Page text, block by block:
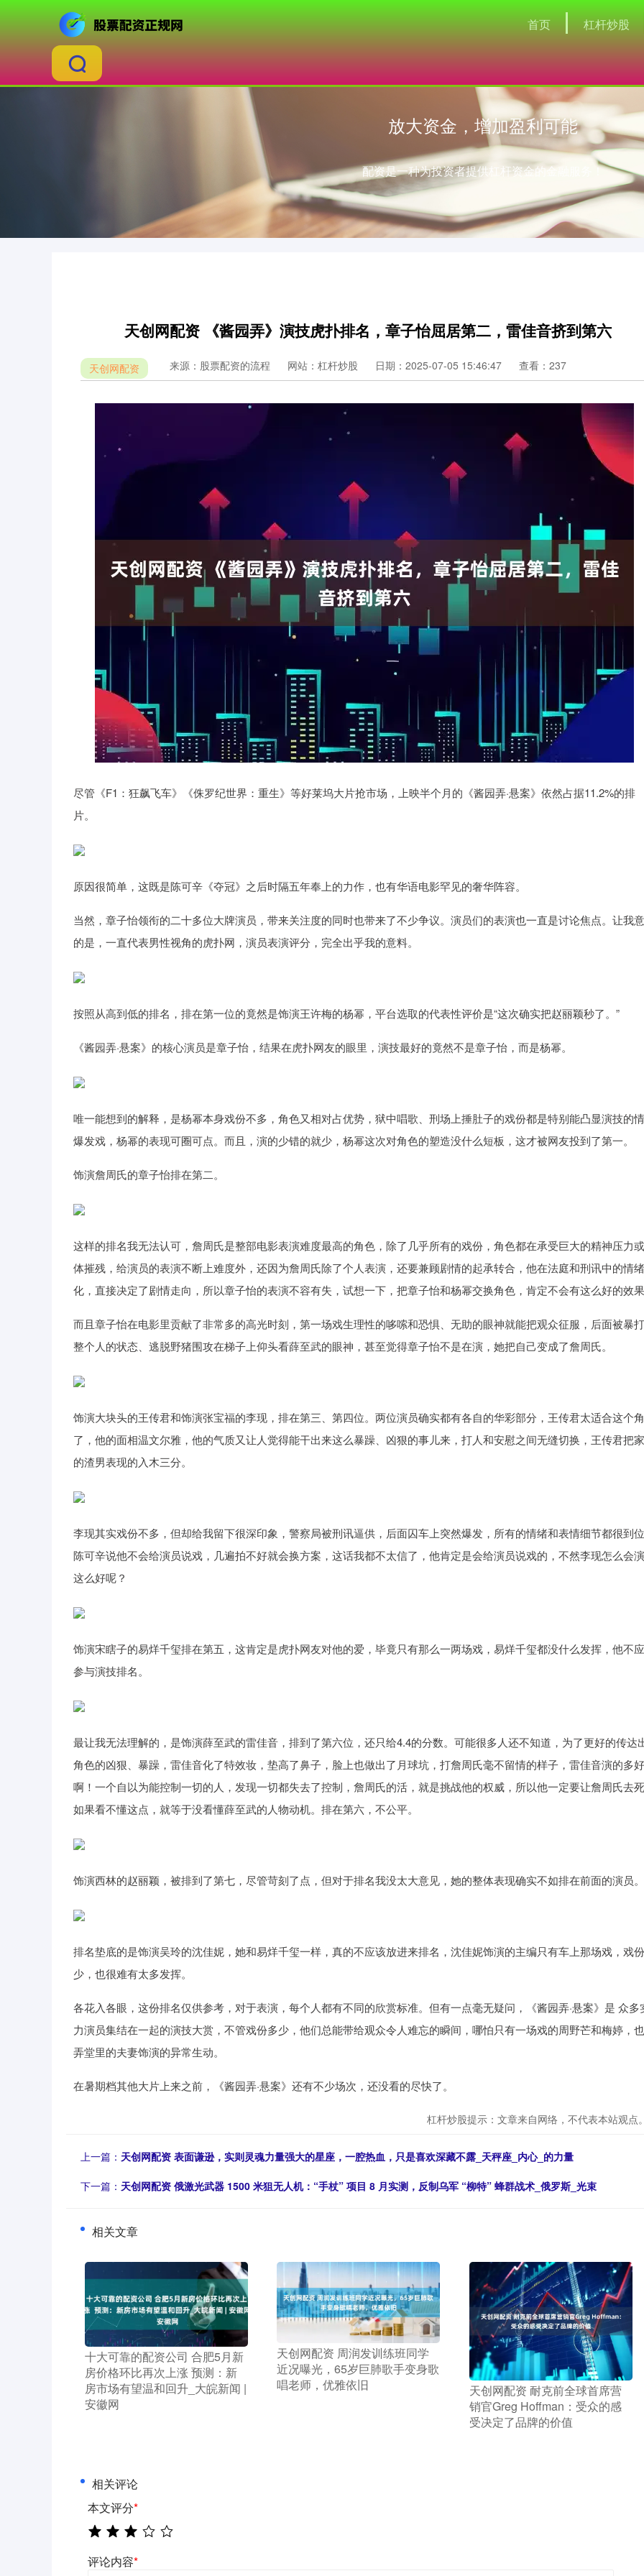
首页 杠杆炒股
放大资金，增加盈利可能
配资是一种为投资者提供杠杆资金的金融服务！
天创网配资 《酱园弄》演技虎扑排名，章子怡屈居第二，雷佳音挤到第六
天创网配资 来源：股票配资的流程 网站：杠杆炒股 日期：2025-07-05 15:46:47 查看：237
尽管《F1：狂飙飞车》《侏罗纪世界：重生》等好莱坞大片抢市场，上映半个月的《酱园弄·悬案》依然占据11.2%的排
片。
原因很简单，这既是陈可辛《夺冠》之后时隔五年奉上的力作，也有华语电影罕见的奢华阵容。
当然，章子怡领衔的二十多位大牌演员，带来关注度的同时也带来了不少争议。演员们的表演也一直是讨论焦点。让我
的是，一直代表男性视角的虎扑网，演员表演评分，完全出乎我的意料。
按照从高到低的排名，排在第一位的竟然是饰演王许梅的杨幂，平台选取的代表性评价是“这次确实把赵丽颖秒了。”
《酱园弄·悬案》的核心演员是章子怡，结果在虎扑网友的眼里，演技最好的竟然不是章子怡，而是杨幂。
唯一能想到的解释，是杨幂本身戏份不多，角色又相对占优势，狱中唱歌、刑场上捶肚子的戏份都是特别能凸显演技的
爆发戏，杨幂的表现可圈可点。而且，演的少错的就少，杨幂这次对角色的塑造没什么短板，这才被网友投到了第一。
饰演詹周氏的章子怡排在第二。
这样的排名我无法认可，詹周氏是整部电影表演难度最高的角色，除了几乎所有的戏份，角色都在承受巨大的精神压力
体摧残，给演员的表演不断上难度外，还因为詹周氏除了个人表演，还要兼顾剧情的起承转合，他在法庭和刑讯中的情
化，直接决定了剧情走向，所以章子怡的表演不容有失，试想一下，把章子怡和杨幂交换角色，肯定不会有这么好的效果
而且章子怡在电影里贡献了非常多的高光时刻，第一场戏生理性的哆嗦和恐惧、无助的眼神就能把观众征服，后面被暴
整个人的状态、逃脱野猪围攻在梯子上仰头看薛至武的眼神，甚至觉得章子怡不是在演，她把自己变成了詹周氏。
饰演大块头的王传君和饰演张宝福的李现，排在第三、第四位。两位演员确实都有各自的华彩部分，王传君太适合这个
了，他的面相温文尔雅，他的气质又让人觉得能干出来这么暴躁、凶狠的事儿来，打人和安慰之间无缝切换，王传君把
的渣男表现的入木三分。
李现其实戏份不多，但却给我留下很深印象，警察局被刑讯逼供，后面囚车上突然爆发，所有的情绪和表情细节都很到位
陈可辛说他不会给演员说戏，几遍拍不好就会换方案，这话我都不太信了，他肯定是会给演员说戏的，不然李现怎么会
这么好呢？
饰演宋瞎子的易烊千玺排在第五，这肯定是虎扑网友对他的爱，毕竟只有那么一两场戏，易烊千玺都没什么发挥，他不
参与演技排名。
最让我无法理解的，是饰演薛至武的雷佳音，排到了第六位，还只给4.4的分数。可能很多人还不知道，为了更好的传达
角色的凶狠、暴躁，雷佳音化了特效妆，垫高了鼻子，脸上也做出了月球坑，打詹周氏毫不留情的样子，雷佳音演的多好
啊！一个自以为能控制一切的人，发现一切都失去了控制，詹周氏的活，就是挑战他的权威，所以他一定要让詹周氏去死
如果看不懂这点，就等于没看懂薛至武的人物动机。排在第六，不公平。
饰演西林的赵丽颖，被排到了第七，尽管苛刻了点，但对于排名我没太大意见，她的整体表现确实不如排在前面的演员。
排名垫底的是饰演吴玲的沈佳妮，她和易烊千玺一样，真的不应该放进来排名，沈佳妮饰演的主编只有车上那场戏，戏
少，也很难有太多发挥。
各花入各眼，这份排名仅供参考，对于表演，每个人都有不同的欣赏标准。但有一点毫无疑问，《酱园弄·悬案》是 众多
力演员集结在一起的演技大赏，不管戏份多少，他们总能带给观众令人难忘的瞬间，哪怕只有一场戏的周野芒和梅婷，
弄堂里的夫妻饰演的异常生动。
在暑期档其他大片上来之前，《酱园弄·悬案》还有不少场次，还没看的尽快了。
杠杆炒股提示：文章来自网络，不代表本站观点。
上一篇： 天创网配资 表面谦逊，实则灵魂力量强大的星座，一腔热血，只是喜欢深藏不露_天秤座_内心_的力量
下一篇： 天创网配资 俄激光武器 1500 米狙无人机：“手杖” 项目 8 月实测，反制乌军 “柳特” 蜂群战术_俄罗斯_光束
相关文章
​十大可靠的配资公司 合肥5月新
房价格环比再次上涨 预测：新
房市场有望温和回升_大皖新闻 |
安徽网
​天创网配资 周润发训练班同学
近况曝光，65岁巨肺歌手变身歌
唱老师，优雅依旧
​天创网配资 耐克前全球首席营
销官Greg Hoffman：受众的感
受决定了品牌的价值
相关评论
本文评分*
评论内容*